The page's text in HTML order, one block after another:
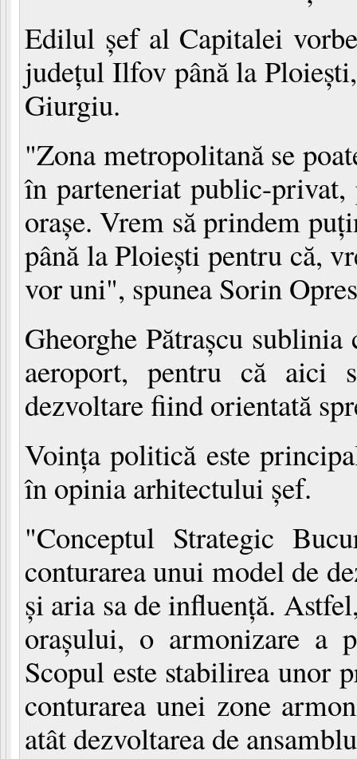
Edilul şef al Capitalei
judeţul Ilfov până la
Giurgiu.
"Zona metropolitană se
în parteneriat public-
oraşe. Vrem să prindem
până la Ploieşti pentru că,
vor uni", spunea Sorin
Gheorghe Pătraşcu
aeroport, pentru că aici
dezvoltare fiind orientată
Voinţa politică este
în opinia arhitectului şef.
"Conceptul Strategic
conturarea unui model de
şi aria sa de influenţă.
oraşului, o armonizare a
Scopul este stabilirea unor
conturarea unei zone
atât dezvoltarea de